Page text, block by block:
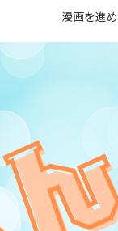
漫画を進